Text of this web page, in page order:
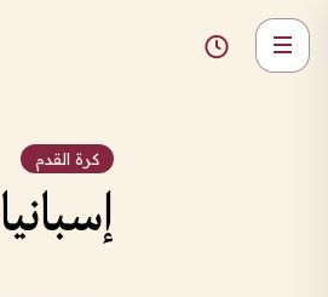
كرة القدم